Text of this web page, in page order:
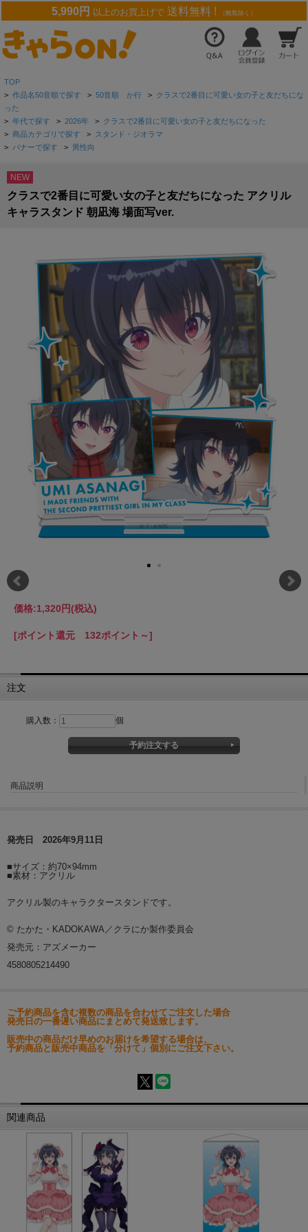
5,990円 以上のお買上げで 送料無料 ! （離島除く）
TOP
> 作品名50音順で探す > 50音順 か行 > クラスで2番目に可愛い女の子と友だちにな
った
> 年代で探す > 2026年 > クラスで2番目に可愛い女の子と友だちになった
> 商品カテゴリで探す > スタンド・ジオラマ
> バナーで探す > 男性向
NEW
クラスで2番目に可愛い女の子と友だちになった アクリル
キャラスタンド 朝凪海 場面写ver.
価格:1,320円(税込)
[ポイント還元 132ポイント～]
注文
購入数： 個
商品説明
発売日 2026年9月11日
■サイズ：約70×94mm
■素材：アクリル
アクリル製のキャラクタースタンドです。
© たかた・KADOKAWA／クラにか製作委員会
発売元：アズメーカー
4580805214490
ご予約商品を含む複数の商品を合わせてご注文した場合
発売日の一番遅い商品にまとめて発送致します。
販売中の商品だけ早めのお届けを希望する場合は、
予約商品と販売中商品を「分けて」個別にご注文下さい。
関連商品